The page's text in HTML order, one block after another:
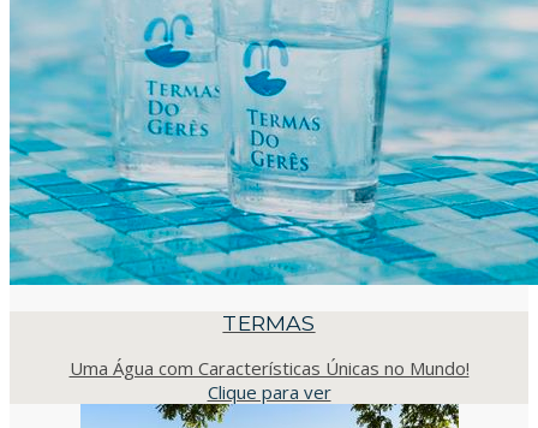
TERMAS
Uma Água com Características Únicas no Mundo!
Clique para ver